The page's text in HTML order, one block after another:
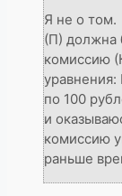
Я не о том.
(П) должна
комиссию
по 100
и
комиссию
раньше